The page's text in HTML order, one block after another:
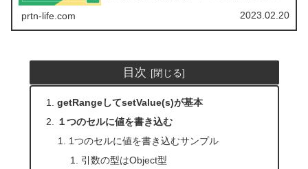
prtn-life.com 2023.02.20
目次
getRangeしてsetValue(s)が基本
１つのセルに値を書き込む
1つのセルに値を書き込むサンプル
引数の型はObject型